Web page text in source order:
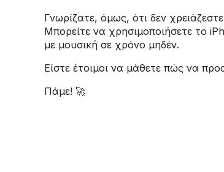
Γνωρίζατε, όμως, ότι δεν
Μπορείτε να χρησιμοποιήσετε το
με μουσική σε χρόνο μηδέν.
Είστε έτοιμοι να μάθετε πώς να
Πάμε! 🚀